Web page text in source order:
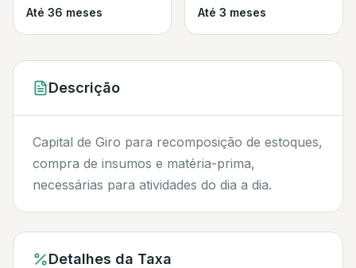
Até 36 meses Até 3 meses
Descrição
Capital de Giro para recomposição de estoques,
compra de insumos e matéria-prima,
necessárias para atividades do dia a dia.
Detalhes da Taxa